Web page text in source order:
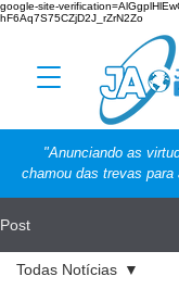
google-site-
hF6Aq7S75CZjD2J_rZrN2Zo
"Anunciando as
chamou das trevas
Post
Todas Notícias